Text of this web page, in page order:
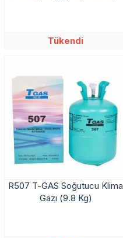
Tükendi
R507 T-GAS Soğutucu Klima
Gazı (9.8 Kg)